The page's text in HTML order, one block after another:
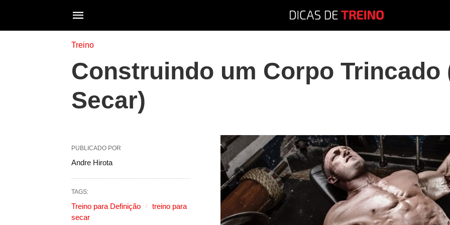
Treino
Construindo um Corpo Trincado
Secar)
PUBLICADO POR
Andre Hirota
TAGS:
Treino para Definição
treino para
secar